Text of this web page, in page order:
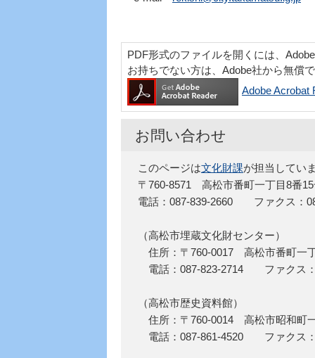
PDF形式のファイルを開くには、
お持ちでない方は、Adobe社から無償
Adobe Acrobat
お問い合わせ
このページは文化財課が担当してい
〒760-8571 高松市番町一丁目8番
電話：087-839-2660 ファクス：
（高松市埋蔵文化財センター）
住所：〒760-0017 高松市番町一
電話：087-823-2714 ファクス
（高松市歴史資料館）
住所：〒760-0014 高松市昭和町
電話：087-861-4520 ファクス